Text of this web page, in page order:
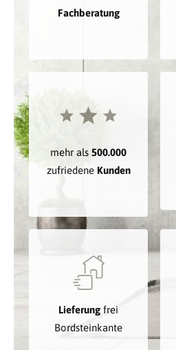
Fachberatung
mehr als 500.000
zufriedene Kunden
Lieferung frei
Bordsteinkante